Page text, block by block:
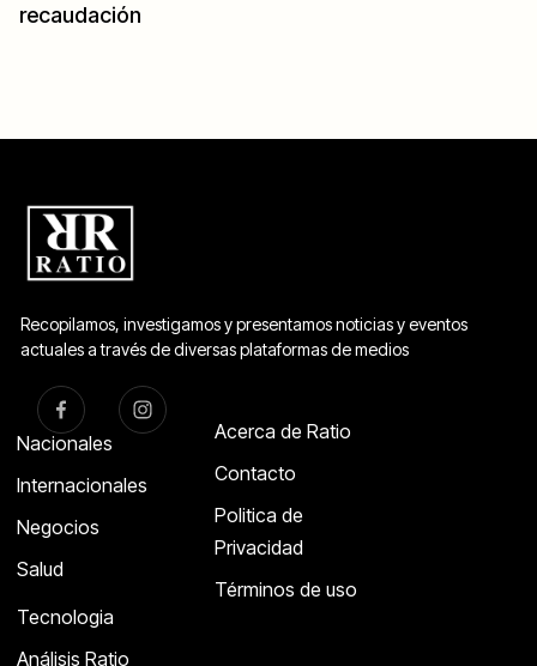
recaudación
Recopilamos, investigamos y presentamos noticias y eventos
actuales a través de diversas plataformas de medios
Nacionales
Internacionales
Negocios
Salud
Tecnologia
Análisis Ratio
Acerca de Ratio
Contacto
Politica de
Privacidad
Términos de uso